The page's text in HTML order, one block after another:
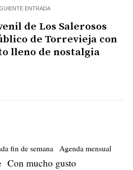
ENTRADA
de Los Salerosos
de Torrevieja con
lleno de nostalgia
fin de semana Agenda mensual
Con mucho gusto